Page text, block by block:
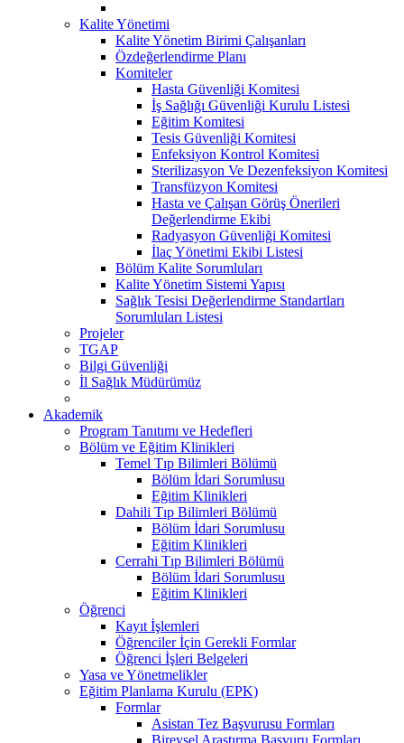
Kalite Yönetimi
Kalite Yönetim Birimi Çalışanları
Özdeğerlendirme Planı
Komiteler
Hasta Güvenliği Komitesi
İş Sağlığı Güvenliği Kurulu Listesi
Eğitim Komitesi
Tesis Güvenliği Komitesi
Enfeksiyon Kontrol Komitesi
Sterilizasyon Ve Dezenfeksiyon Komitesi
Transfüzyon Komitesi
Hasta ve Çalışan Görüş Önerileri
Değerlendirme Ekibi
Radyasyon Güvenliği Komitesi
İlaç Yönetimi Ekibi Listesi
Bölüm Kalite Sorumluları
Kalite Yönetim Sistemi Yapısı
Sağlık Tesisi Değerlendirme Standartları
Sorumluları Listesi
Projeler
TGAP
Bilgi Güvenliği
İl Sağlık Müdürümüz
Akademik
Program Tanıtımı ve Hedefleri
Bölüm ve Eğitim Klinikleri
Temel Tıp Bilimleri Bölümü
Bölüm İdari Sorumlusu
Eğitim Klinikleri
Dahili Tıp Bilimleri Bölümü
Bölüm İdari Sorumlusu
Eğitim Klinikleri
Cerrahi Tıp Bilimleri Bölümü
Bölüm İdari Sorumlusu
Eğitim Klinikleri
Öğrenci
Kayıt İşlemleri
Öğrenciler İçin Gerekli Formlar
Öğrenci İşleri Belgeleri
Yasa ve Yönetmelikler
Eğitim Planlama Kurulu (EPK)
Formlar
Asistan Tez Başvurusu Formları
Bireysel Araştırma Başvuru Formları